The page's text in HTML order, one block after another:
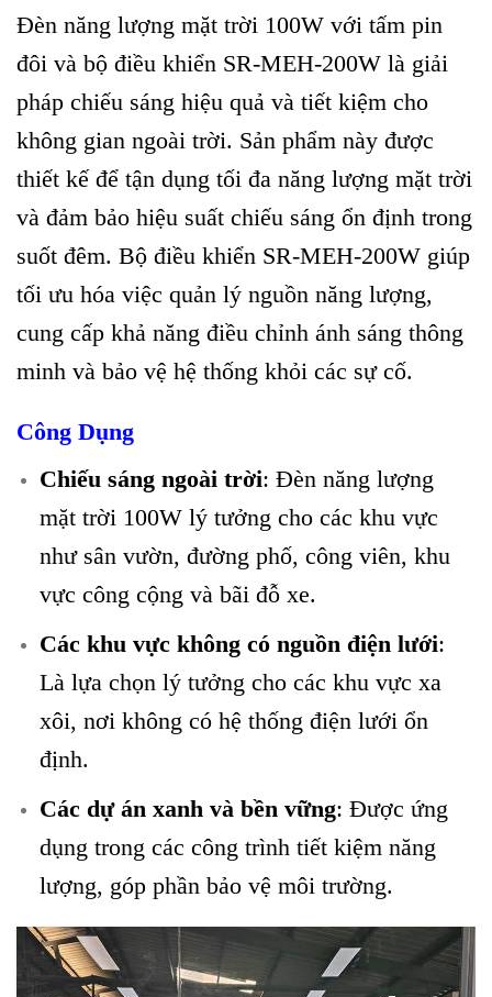
Đèn năng lượng mặt trời 100W với tấm pin
đôi và bộ điều khiển SR-MEH-200W là giải
pháp chiếu sáng hiệu quả và tiết kiệm cho
không gian ngoài trời. Sản phẩm này được
thiết kế để tận dụng tối đa năng lượng mặt trời
và đảm bảo hiệu suất chiếu sáng ổn định trong
suốt đêm. Bộ điều khiển SR-MEH-200W giúp
tối ưu hóa việc quản lý nguồn năng lượng,
cung cấp khả năng điều chỉnh ánh sáng thông
minh và bảo vệ hệ thống khỏi các sự cố.
Công Dụng
Chiếu sáng ngoài trời: Đèn năng lượng
mặt trời 100W lý tưởng cho các khu vực
như sân vườn, đường phố, công viên, khu
vực công cộng và bãi đỗ xe.
Các khu vực không có nguồn điện lưới:
Là lựa chọn lý tưởng cho các khu vực xa
xôi, nơi không có hệ thống điện lưới ổn
định.
Các dự án xanh và bền vững: Được ứng
dụng trong các công trình tiết kiệm năng
lượng, góp phần bảo vệ môi trường.